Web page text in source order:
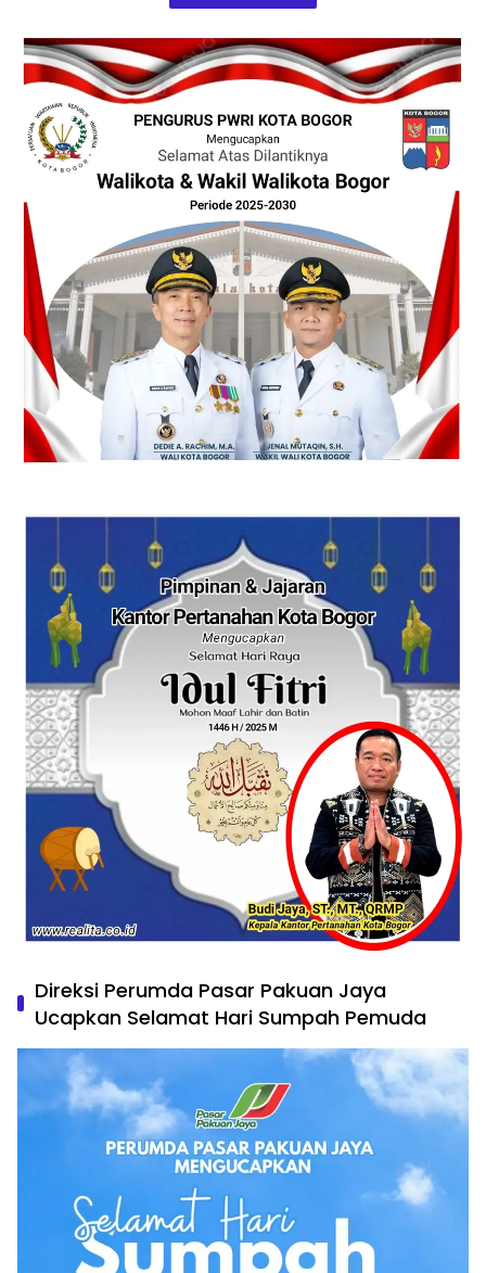
Direksi Perumda Pasar Pakuan Jaya
Ucapkan Selamat Hari Sumpah Pemuda